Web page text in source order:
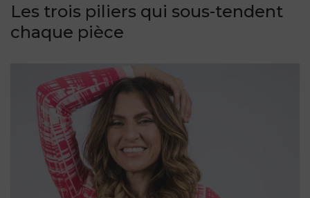
Les trois piliers qui sous-tendent
chaque pièce